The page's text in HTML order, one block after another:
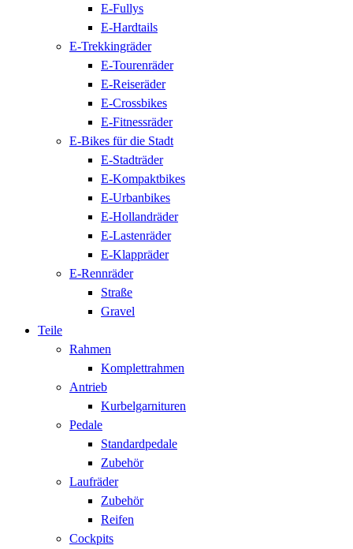
E-Fullys
E-Hardtails
E-Trekkingräder
E-Tourenräder
E-Reiseräder
E-Crossbikes
E-Fitnessräder
E-Bikes für die Stadt
E-Stadträder
E-Kompaktbikes
E-Urbanbikes
E-Hollandräder
E-Lastenräder
E-Klappräder
E-Rennräder
Straße
Gravel
Teile
Rahmen
Komplettrahmen
Antrieb
Kurbelgarnituren
Pedale
Standardpedale
Zubehör
Laufräder
Zubehör
Reifen
Cockpits